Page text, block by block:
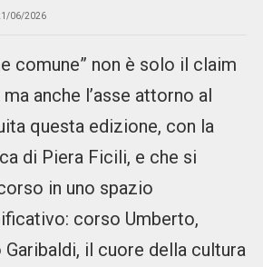
06/2026
comune” non è solo il claim
anche l’asse attorno al
questa edizione, con la
di Piera Ficili, e che si
in uno spazio
corso Umberto,
il cuore della cultura